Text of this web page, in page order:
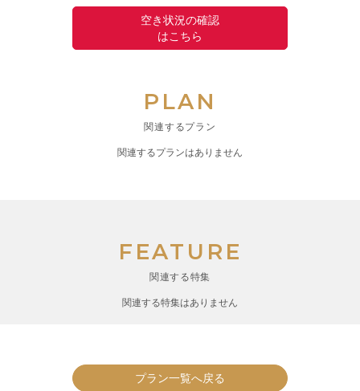
空き状況の確認
はこちら
PLAN
関連するプラン
関連するプランはありません
FEATURE
関連する特集
関連する特集はありません
プラン一覧へ戻る